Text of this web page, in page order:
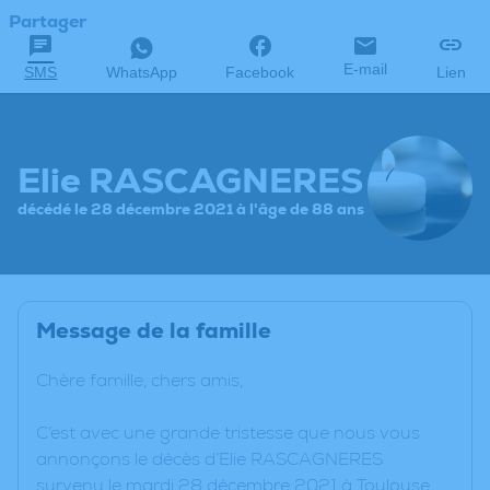
Partager
SMS WhatsApp Facebook E-mail Lien
Elie RASCAGNERES
décédé le 28 décembre 2021 à l'âge de 88 ans
Message de la famille
Chère famille, chers amis,
C’est avec une grande tristesse que nous vous
annonçons le décès d’Elie RASCAGNERES
survenu le mardi 28 décembre 2021 à Toulouse.